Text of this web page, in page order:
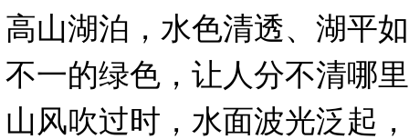
高山湖泊，水色清透、湖平
不一的绿色，让人分不清哪
山风吹过时，水面波光泛起